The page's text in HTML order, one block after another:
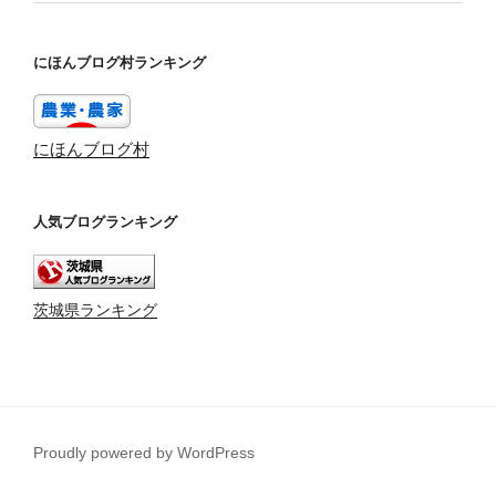
にほんブログ村ランキング
にほんブログ村
人気ブログランキング
茨城県ランキング
Proudly powered by WordPress